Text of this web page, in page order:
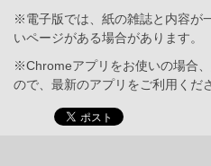
※電子版では、紙の雑誌と内容が
いページがある場合があります。
※Chromeアプリをお使いの場合
ので、最新のアプリをご利用くだ